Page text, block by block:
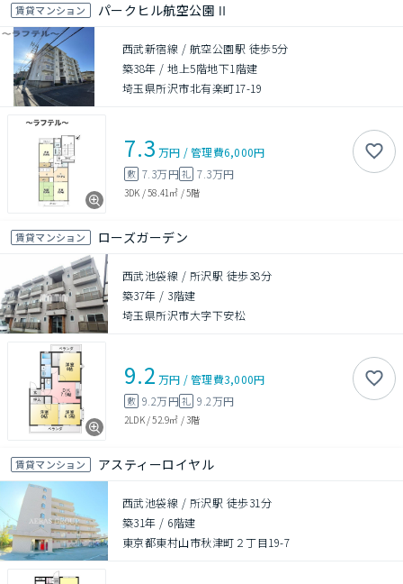
賃貸マンション パークヒル航空公園Ⅱ
西武新宿線 / 航空公園駅 徒歩5分
築38年 /地上5階地下1階建
埼玉県所沢市北有楽町17-19
7.3 万円 /管理費6,000円
敷 7.3万円礼 7.3万円
3DK /58.41㎡ /5階
賃貸マンション ローズガーデン
西武池袋線 / 所沢駅 徒歩38分
築37年 / 3階建
埼玉県所沢市大字下安松
9.2 万円 /管理費3,000円
敷 9.2万円礼 9.2万円
2LDK/52.9㎡ /3階
賃貸マンション アスティーロイヤル
西武池袋線 / 所沢駅 徒歩31分
築31年 / 6階建
東京都東村山市秋津町２丁目19-7